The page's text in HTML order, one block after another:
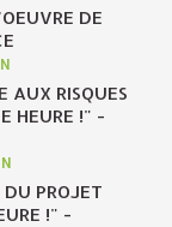
DE
AUX RISQUES
HEURE !" -
PROJET
!" -